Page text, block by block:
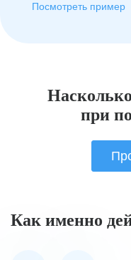
Посмотреть пример
при
Как именно